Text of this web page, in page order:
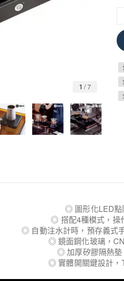
1 /7
◎ 圖形化LED點
◎ 搭配4種模式，操
◎ 自動注水計時，預存義式
◎ 鏡面鋼化玻璃，
◎ 加厚矽膠隔熱墊
◎ 實體開關鍵設計，